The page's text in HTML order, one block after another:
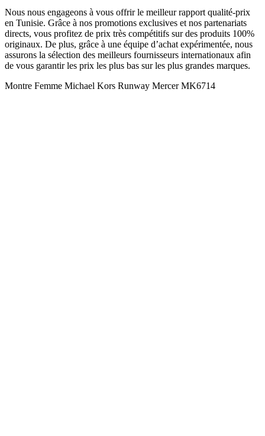
Nous nous engageons à vous offrir le meilleur rapport qualité-prix
en Tunisie. Grâce à nos promotions exclusives et nos partenariats
directs, vous profitez de prix très compétitifs sur des produits 100%
originaux. De plus, grâce à une équipe d’achat expérimentée, nous
assurons la sélection des meilleurs fournisseurs internationaux afin
de vous garantir les prix les plus bas sur les plus grandes marques.
Montre Femme Michael Kors Runway Mercer MK6714